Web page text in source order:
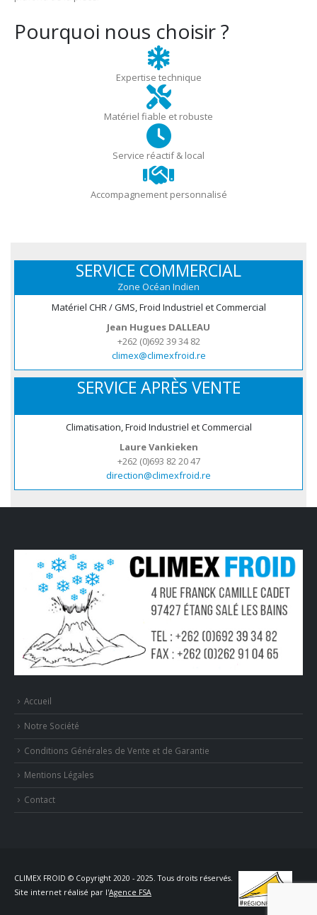
Pourquoi nous choisir ?
Expertise technique
Matériel fiable et robuste
Service réactif & local
Accompagnement personnalisé
SERVICE COMMERCIAL
Zone Océan Indien
Matériel CHR / GMS, Froid Industriel et Commercial
Jean Hugues DALLEAU
+262 (0)692 39 34 82
climex@climexfroid.re
SERVICE APRÈS VENTE
Climatisation, Froid Industriel et Commercial
Laure Vankieken
+262 (0)693 82 20 47
direction@climexfroid.re
Accueil
Notre Société
Conditions Générales de Vente et de Garantie
Mentions Légales
Contact
CLIMEX FROID © Copyright 2020 - 2025. Tous droits réservés.
Site internet réalisé par l'Agence FSA